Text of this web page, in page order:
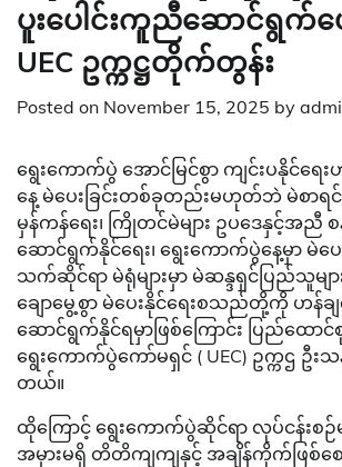
ပူးပေါင်းကူညီဆောင်ရွက်ပ
UEC ဥက္ကဋ္ဌတိုက်တွန်း
Posted on November 15, 2025 by
ရွေးကောက်ပွဲ အောင်မြင်စွာ ကျင်းပနိုင်ရေ
နေ့ မဲပေးခြင်းတစ်ခုတည်းမဟုတ်ဘဲ မဲစာရင်း
မှန်ကန်ရေး၊ ကြိုတင်မဲများ ဥပဒေနှင့်အညီ
ဆောင်ရွက်နိုင်ရေး၊ ရွေးကောက်ပွဲနေ့မှာ မဲပေ
သက်ဆိုင်ရာ မဲရုံများမှာ မဲဆန္ဒရှင်ပြည်သူမျ
ချောမွေ့စွာ မဲပေးနိုင်ရေးစသည်တို့ကို ဟန်
ဆောင်ရွက်နိုင်ရမှာဖြစ်ကြောင်း ပြည်ထောင်
ရွေးကောက်ပွဲ‌ကော်မရှင် ( UEC) ဥက္ကဌ ဦးသန်
တယ်။
ထိုကြောင့် ရွေးကောက်ပွဲဆိုင်ရာ လုပ်ငန်းစဉ်
အမှားမရှိ တိတိကျကျနှင့် အချိန်ကိုက်ဖြစ်စ